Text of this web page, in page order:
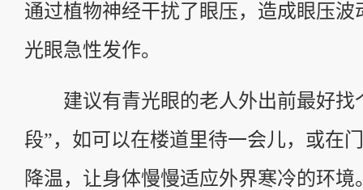
通过植物神经干扰了眼压，造成眼压波
光眼急性发作。
建议有青光眼的老人外出前最好找
段”，如可以在楼道里待一会儿，或在
降温，让身体慢慢适应外界寒冷的环境